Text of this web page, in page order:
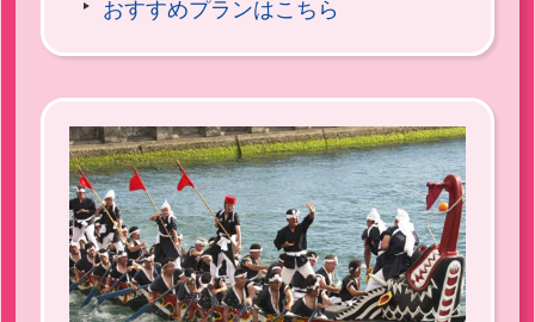
おすすめプランはこちら